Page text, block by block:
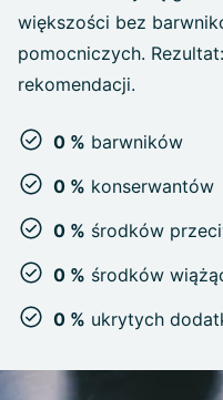
większości bez
pomocniczych.
rekomendacji.
0 % barwników
0 % konserwantów
0 % środków
0 % środków
0 % ukrytych